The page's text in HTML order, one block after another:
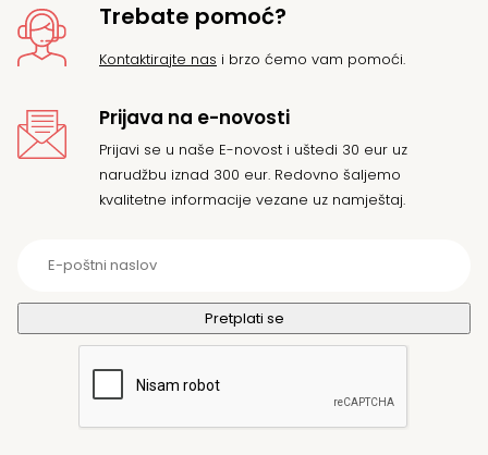
Trebate pomoć?
Kontaktirajte nas i brzo ćemo vam pomoći.
Prijava na e-novosti
Prijavi se u naše E-novost i uštedi 30 eur uz
narudžbu iznad 300 eur. Redovno šaljemo
kvalitetne informacije vezane uz namještaj.